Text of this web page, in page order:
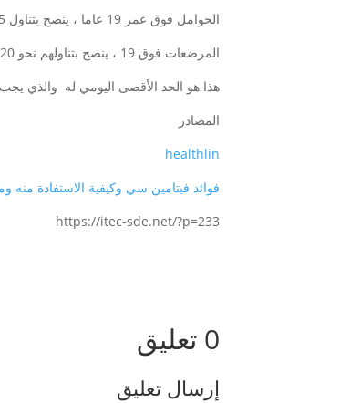
الحوامل فوق عمر 19 عاما ، ينصح بتناول 85 مللى غرام
المرضعات فوق 19 ، ينصح بتناولهم نحو 120 مللى غرام .
هذا هو الحد الأقصى اليومي له والذي
المصادر
healthlin
فوائد فيتامين سي وكيفية الاستفادة منه
https://itec-sde.net/?p=233
0 تعليق
إرسال تعليق